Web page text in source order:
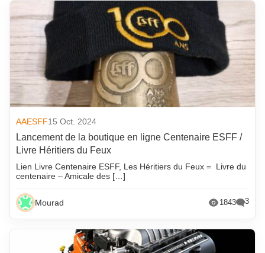
AAESFF15 Oct. 2024
Lancement de la boutique en ligne Centenaire ESFF /
Livre Héritiers du Feux
Lien Livre Centenaire ESFF, Les Héritiers du Feux = Livre du
centenaire – Amicale des […]
Mourad 1843 3